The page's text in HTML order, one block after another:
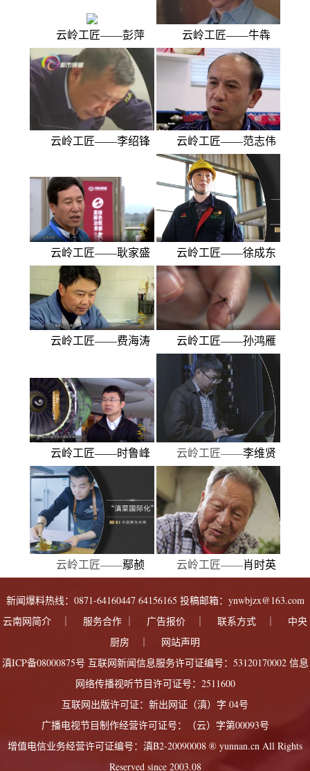
云岭工匠——彭萍 云岭工匠——牛犇
云岭工匠——李绍锋 云岭工匠——范志伟
云岭工匠——耿家盛 云岭工匠——徐成东
云岭工匠——费海涛 云岭工匠——孙鸿雁
云岭工匠——时鲁峰 云岭工匠——李维贤
云岭工匠——鄢赪 云岭工匠——肖时英
新闻爆料热线：0871-64160447 64156165 投稿邮箱：ynwbjzx@163.com
云南网简介 ｜ 服务合作 ｜ 广告报价 ｜ 联系方式 ｜ 中央
厨房 ｜ 网站声明
滇ICP备08000875号 互联网新闻信息服务许可证编号：53120170002 信息
网络传播视听节目许可证号：2511600
互联网出版许可证：新出网证（滇）字 04号
广播电视节目制作经营许可证号：（云）字第00093号
增值电信业务经营许可证编号：滇B2-20090008 ® yunnan.cn All Rights
Reserved since 2003.08